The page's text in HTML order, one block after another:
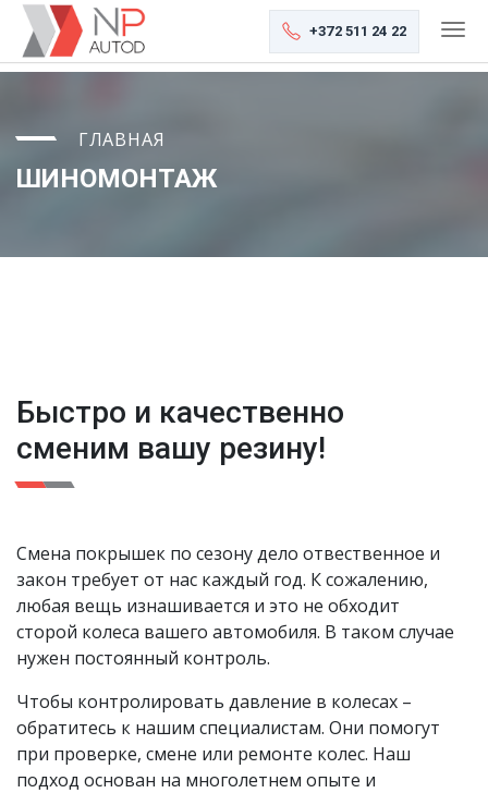
+372 511 24 22
ГЛАВНАЯ
ШИНОМОНТАЖ
Быстро и качественно
сменим вашу резину!
Смена покрышек по сезону дело отвественное и
закон требует от нас каждый год. К сожалению,
любая вещь изнашивается и это не обходит
сторой колеса вашего автомобиля. В таком случае
нужен постоянный контроль.
Чтобы контролировать давление в колесах –
обратитесь к нашим специалистам. Они помогут
при проверке, смене или ремонте колес. Наш
подход основан на многолетнем опыте и